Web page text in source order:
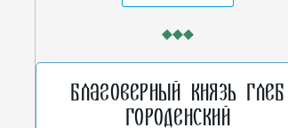
Благоверный князь Глеб
Городенский